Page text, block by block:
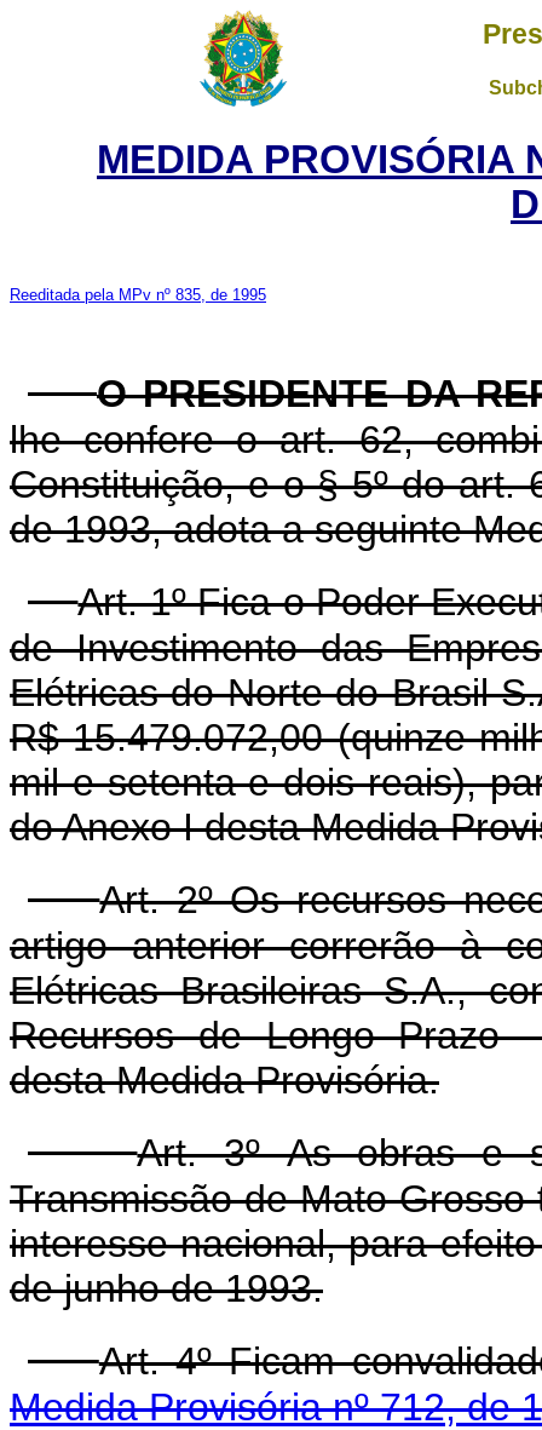
MEDIDA PROVISÓRIA
Reeditada pela MPv nº 835, de 1995
O PRESIDENTE DA
lhe confere o art. 62,
Constituição, e o § 5º do art.
de 1993, adota a seguinte
Art. 1º Fica o Poder
de Investimento das
Elétricas do Norte do Brasil
R$ 15.479.072,00 (quinze
mil e setenta e dois reais),
do Anexo I desta Medida
Art. 2º Os recursos
artigo anterior correrão à
Elétricas Brasileiras S.A.,
Recursos de Longo Prazo
desta Medida Provisória.
Art. 3º As obras e
Transmissão de Mato
interesse nacional, para
de junho de 1993.
Art. 4º Ficam
Medida Provisória nº 712, de